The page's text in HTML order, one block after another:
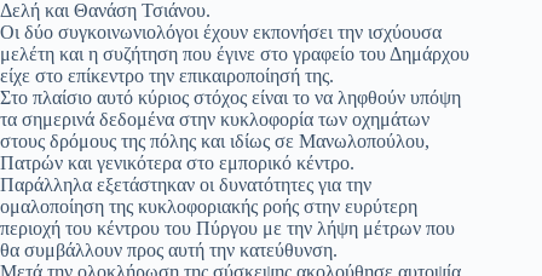
Δελή και Θανάση Τσιάνου.
Οι δύο συγκοινωνιολόγοι έχουν εκπονήσει την ισχύουσα
μελέτη και η συζήτηση που έγινε στο γραφείο του Δημάρχου
είχε στο επίκεντρο την επικαιροποίησή της.
Στο πλαίσιο αυτό κύριος στόχος είναι το να ληφθούν υπόψη
τα σημερινά δεδομένα στην κυκλοφορία των οχημάτων
στους δρόμους της πόλης και ιδίως σε Μανωλοπούλου,
Πατρών και γενικότερα στο εμπορικό κέντρο.
Παράλληλα εξετάστηκαν οι δυνατότητες για την
ομαλοποίηση της κυκλοφοριακής ροής στην ευρύτερη
περιοχή του κέντρου του Πύργου με την λήψη μέτρων που
θα συμβάλλουν προς αυτή την κατεύθυνση.